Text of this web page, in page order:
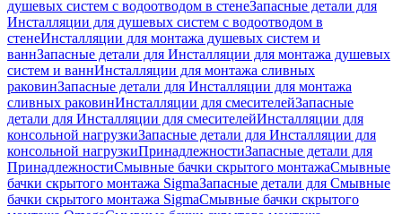
душевых систем с водоотводом в стенеЗапасные детали для
Инсталляции для душевых систем с водоотводом в
стенеИнсталляции для монтажа душевых систем и
ваннЗапасные детали для Инсталляции для монтажа душевых
систем и ваннИнсталляции для монтажа сливных
раковинЗапасные детали для Инсталляции для монтажа
сливных раковинИнсталляции для смесителейЗапасные
детали для Инсталляции для смесителейИнсталляции для
консольной нагрузкиЗапасные детали для Инсталляции для
консольной нагрузкиПринадлежностиЗапасные детали для
ПринадлежностиСмывные бачки скрытого монтажаСмывные
бачки скрытого монтажа SigmaЗапасные детали для Смывные
бачки скрытого монтажа SigmaСмывные бачки скрытого